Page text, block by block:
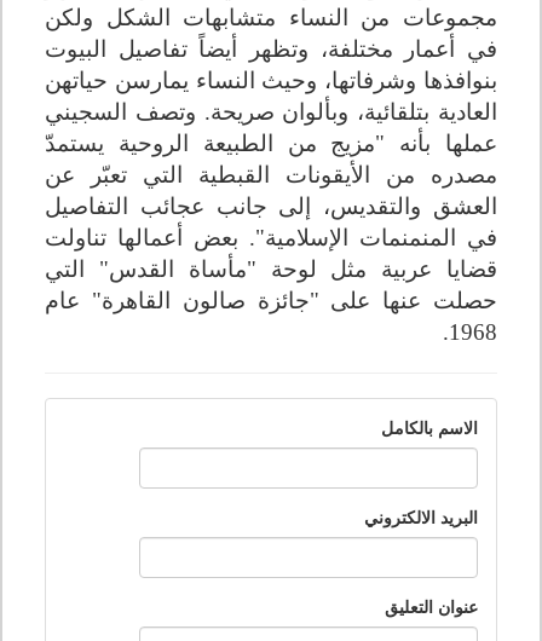
مجموعات من النساء متشابهات الشكل ولكن
في أعمار مختلفة، وتظهر أيضاً تفاصيل البيوت
بنوافذها وشرفاتها، وحيث النساء يمارسن حياتهن
العادية بتلقائية، وبألوان صريحة. وتصف السجيني
عملها بأنه "مزيج من الطبيعة الروحية يستمدّ
مصدره من الأيقونات القبطية التي تعبّر عن
العشق والتقديس، إلى جانب عجائب التفاصيل
في المنمنمات الإسلامية". بعض أعمالها تناولت
قضايا عربية مثل لوحة "مأساة القدس" التي
حصلت عنها على "جائزة صالون القاهرة" عام
1968.
الاسم بالكامل
البريد الالكتروني
عنوان التعليق